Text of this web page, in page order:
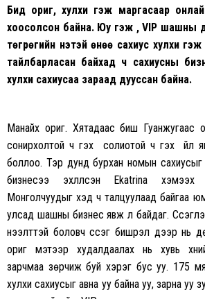
Бид ориг, хулхи гэж маргасаар онлайн
хоосолсон байна. Юу гэж үү,VIP шашны
төгрөгийн үнэтэй өнөө сахиус хулхи гэж
тайлбарласан байхад ч сахиусны
хулхи сахиусаа зараад дууссан байна.
Манайх ориг. Хятадаас биш Гуанжугаас
сонирхолтой ч гэх үү солиотой ч гэх үү үйл
боллоо. Тэр дунд бурхан номын
бизнесээ эхлүүлсэн Ekatrina хэмээх
Монголчуудыг хэд ч талцуулаад байгаа
улсад шашны бизнес явж л байдаг.
нээлттэй боловч сүсэг бишрэл дээр нь
ориг мэтээр худалдаалах нь хувь
зарчмаа зөрчиж буй хэрэг бус уу. 175
хулхи сахиусыг авна уу байна уу, зарна уу